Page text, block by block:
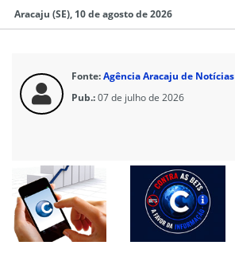
Aracaju (SE), 10 de agosto de 2026
Fonte:Agência Aracaju de Notícias
Pub.:07 de julho de 2026